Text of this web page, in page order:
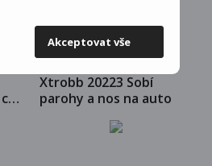
Akceptovat vše
Xtrobb 20223 Sobí
parohy a nos na auto